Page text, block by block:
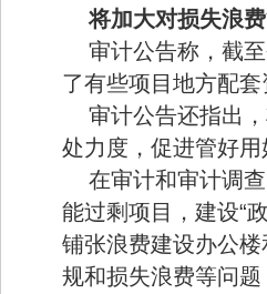
将加大对损失浪
审计公告称，截
了有些项目地方配
审计公告还指出
处力度，促进管好
在审计和审计调
能过剩项目，建设“
铺张浪费建设办公
规和损失浪费等问